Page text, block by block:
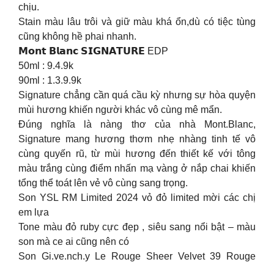
chịu.
Stain màu lâu trôi và giữ màu khá ổn,dù có tiệc tùng
cũng không hề phai nhanh.
𝗠𝗼𝗻𝘁 𝗕𝗹𝗮𝗻𝗰 𝗦𝗜𝗚𝗡𝗔𝗧𝗨𝗥𝗘 EDP
50ml : 9.4.9k
90ml : 1.3.9.9k
Signature chẳng cần quá cầu kỳ nhưng sự hòa quyện
mùi hương khiến người khác vô cùng mê mẩn.
Đúng nghĩa là nàng thơ của nhà Mont.Blanc,
Signature mang hương thơm nhẹ nhàng tinh tế vô
cùng quyến rũ, từ mùi hương đến thiết kế với tông
màu trắng cùng điểm nhấn mạ vàng ở nắp chai khiến
tổng thể toát lên vẻ vô cùng sang trọng.
Son YSL RM Limited 2024 vỏ đỏ limited mời các chị
em lựa
Tone màu đỏ ruby cực đẹp , siêu sang nổi bật – màu
son mà ce ai cũng nên có
Son Gi.ve.nch.y Le Rouge Sheer Velvet 39 Rouge